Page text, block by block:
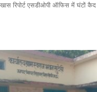
खास रिपोर्ट एसडीओपी ऑफिस में घंटों